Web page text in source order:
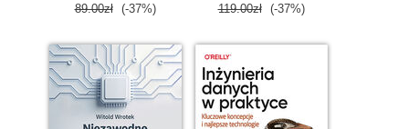
89.00zł (-37%) 119.00zł (-37%)